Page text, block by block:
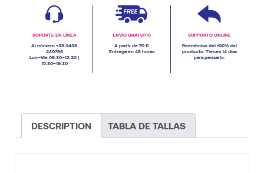
SOPORTE EN LÍNEA
Al número +39 0438
430796
Lun–Vie 09:30–12:30 |
15:30–19:30
ENVÍO GRATUITO
A partir de 70 €
Entrega en 48 horas
SUPPORTO ONLINE
Reembolso del 100% del
producto. Tienes 14 días
para pensarlo.
DESCRIPTION TABLA DE TALLAS